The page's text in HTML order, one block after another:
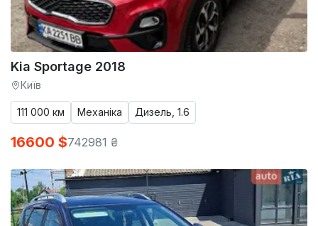
Kia Sportage 2018
Київ
111 000 км Механіка Дизель, 1.6
16600 $742981 ₴